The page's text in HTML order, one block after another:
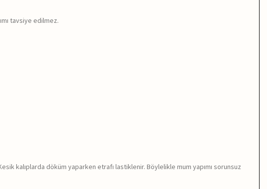
tavsiye edilmez.
kalıplarda döküm yaparken etrafı lastiklenir. Böylelikle mum yapımı sorunsuz